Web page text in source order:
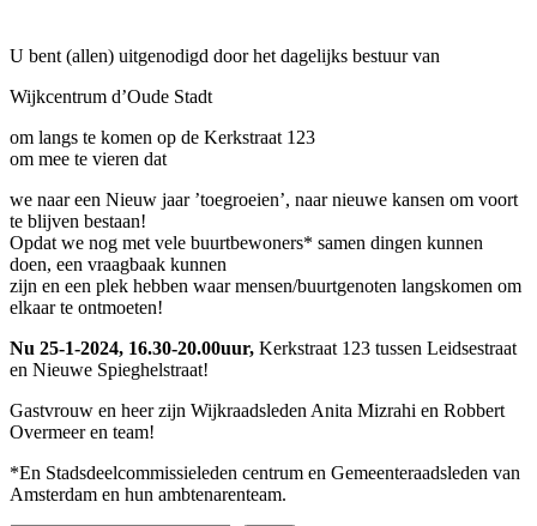
U bent (allen) uitgenodigd door het dagelijks bestuur van
Wijkcentrum d’Oude Stadt
om langs te komen op de Kerkstraat 123
om mee te vieren dat
we naar een Nieuw jaar ’toegroeien’, naar nieuwe kansen om voort
te blijven bestaan!
Opdat we nog met vele buurtbewoners* samen dingen kunnen
doen, een vraagbaak kunnen
zijn en een plek hebben waar mensen/buurtgenoten langskomen om
elkaar te ontmoeten!
Nu 25-1-2024, 16.30-20.00uur, Kerkstraat 123 tussen Leidsestraat
en Nieuwe Spieghelstraat!
Gastvrouw en heer zijn Wijkraadsleden Anita Mizrahi en Robbert
Overmeer en team!
*En Stadsdeelcommissieleden centrum en Gemeenteraadsleden van
Amsterdam en hun ambtenarenteam.